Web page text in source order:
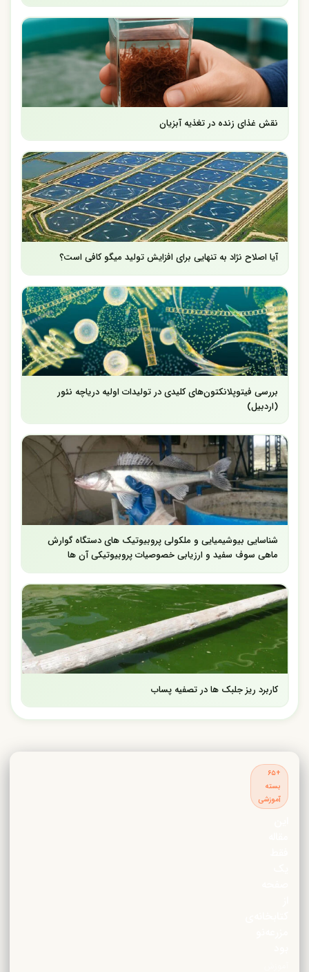
نقش غذای زنده در تغذیه آبزیان
آیا اصلاح نژاد به تنهایی برای افزایش تولید میگو کافی است؟
بررسی فیتوپلانکتون‌های کلیدی در تولیدات اولیه دریاچه نئور
(اردبیل)
شناسایی بیوشیمیایی و ملکولی پروبیوتیک های دستگاه گوارش
ماهی سوف سفید و ارزیابی خصوصیات پروبیوتیکی آن ها
کاربرد ریز جلبک ها در تصفیه پساب
+۶۵
بسته
آموزشی